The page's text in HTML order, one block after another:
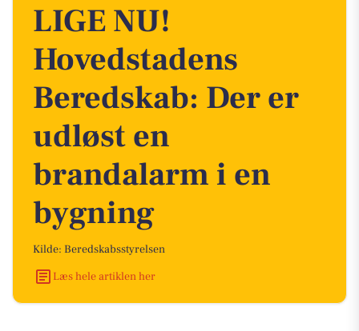
LIGE NU!
Hovedstadens
Beredskab: Der er
udløst en
brandalarm i en
bygning
Kilde: Beredskabsstyrelsen
Læs hele artiklen her